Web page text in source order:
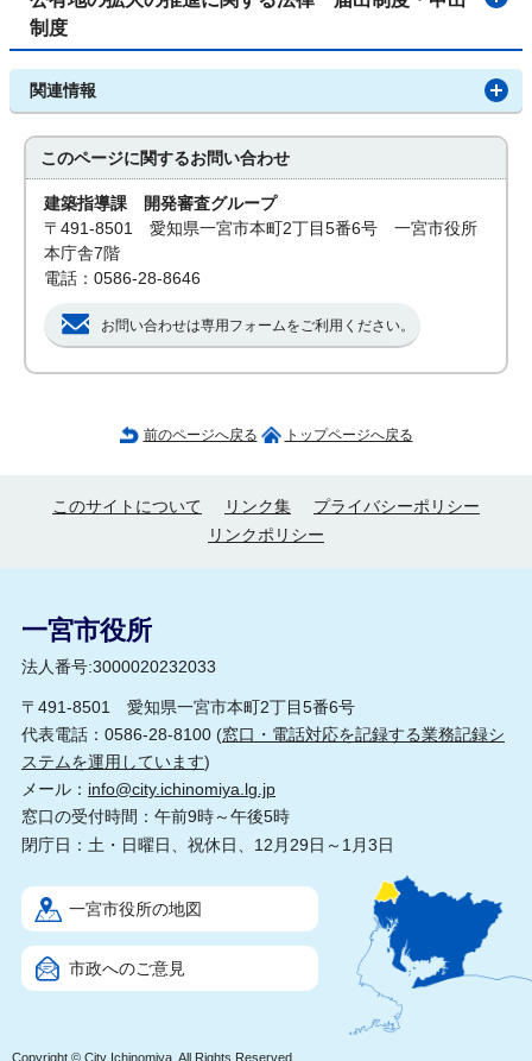
制度
関連情報
このページに関するお問い合わせ
建築指導課 開発審査グループ
〒491-8501 愛知県一宮市本町2丁目5番6号 一宮市役所
本庁舎7階
電話：0586-28-8646
お問い合わせは専用フォームをご利用ください。
前のページへ戻る トップページへ戻る
このサイトについて リンク集
プライバシーポリシー
リンクポリシー
一宮市役所
法人番号:3000020232033
〒491-8501 愛知県一宮市本町2丁目5番6号
代表電話：0586-28-8100 (窓口・電話対応を記録する業務記録シ
ステムを運用しています)
メール： info@city.ichinomiya.lg.jp
窓口の受付時間：午前9時～午後5時
閉庁日：土・日曜日、祝休日、12月29日～1月3日
一宮市役所の地図
市政へのご意見
Copyright © City Ichinomiya, All Rights Reserved.